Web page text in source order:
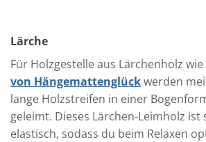
Lärche
Für Holzgestelle aus Lärchenholz
von Hängemattenglückwerden
lange Holzstreifen in einer
geleimt. Dieses Lärchen-Leimholz ist
elastisch, sodass du beim Relaxen